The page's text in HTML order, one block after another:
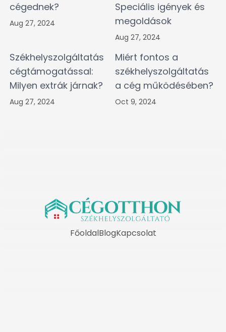
cégednek?
Aug 27, 2024
Speciális igények és
megoldások
Aug 27, 2024
Székhelyszolgáltatás
cégtámogatással:
Milyen extrák járnak?
Aug 27, 2024
Miért fontos a
székhelyszolgáltatás
a cég működésében?
Oct 9, 2024
FőoldalBlogKapcsolat